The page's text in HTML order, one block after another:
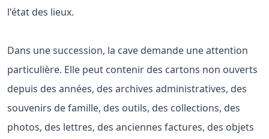
l'état des lieux.
Dans une succession, la cave demande une attention
particulière. Elle peut contenir des cartons non ouverts
depuis des années, des archives administratives, des
souvenirs de famille, des outils, des collections, des
photos, des lettres, des anciennes factures, des objets